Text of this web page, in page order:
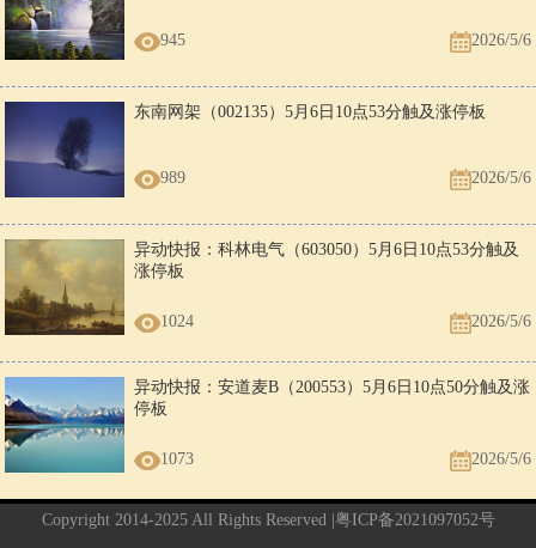
945 2026/5/6
东南网架（002135）5月6日10点53分触及涨停板
989 2026/5/6
异动快报：科林电气（603050）5月6日10点53分触及
涨停板
1024 2026/5/6
异动快报：安道麦B（200553）5月6日10点50分触及涨
停板
1073 2026/5/6
Copyright 2014-2025 All Rights Reserved | 粤ICP备2021097052号